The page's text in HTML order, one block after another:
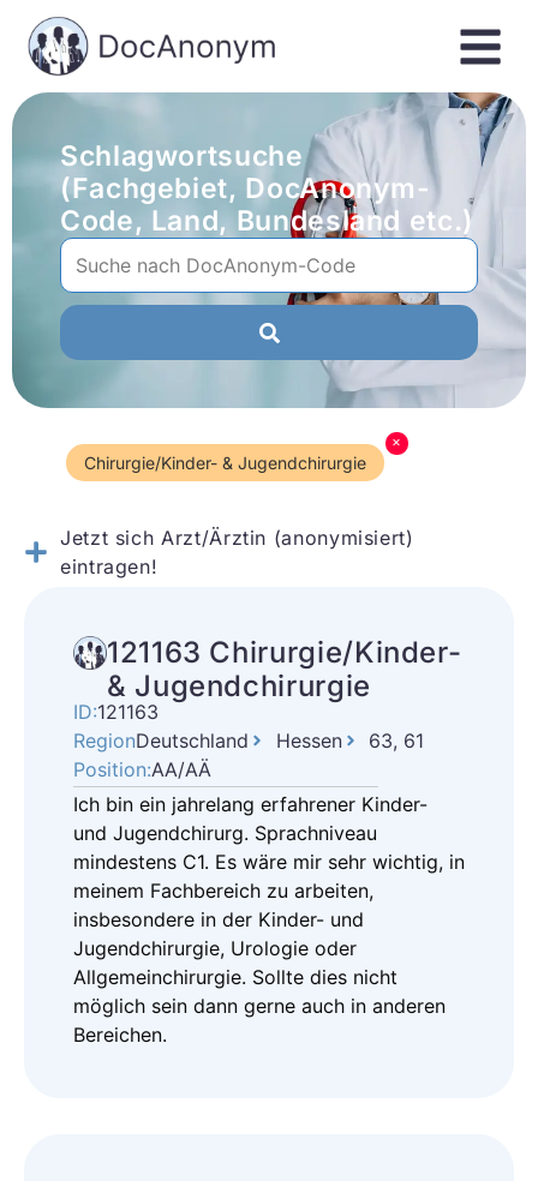
Schlagwortsuche
(Fachgebiet, DocAnonym-
Code, Land, Bundesland etc.)
Chirurgie/Kinder- & Jugendchirurgie
×
Jetzt sich Arzt/Ärztin (anonymisiert)
eintragen!
121163 Chirurgie/Kinder-
& Jugendchirurgie
ID:121163
RegionDeutschland Hessen
63, 61
Position:AA/AÄ
Ich bin ein jahrelang erfahrener Kinder-
und Jugendchirurg. Sprachniveau
mindestens C1. Es wäre mir sehr wichtig, in
meinem Fachbereich zu arbeiten,
insbesondere in der Kinder- und
Jugendchirurgie, Urologie oder
Allgemeinchirurgie. Sollte dies nicht
möglich sein dann gerne auch in anderen
Bereichen.